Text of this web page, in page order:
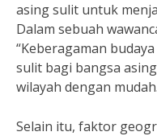
asing sulit untuk
Dalam sebuah
“Keberagaman
sulit bagi bangsa
wilayah dengan
Selain itu, faktor